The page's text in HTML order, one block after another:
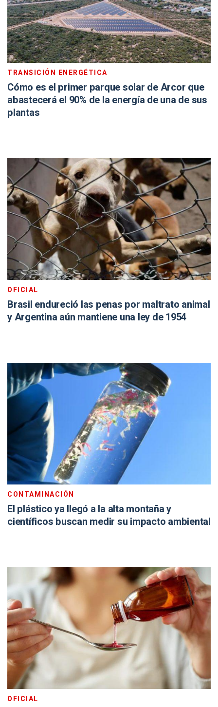
TRANSICIÓN ENERGÉTICA
Cómo es el primer parque solar de Arcor que
abastecerá el 90% de la energía de una de sus
plantas
OFICIAL
Brasil endureció las penas por maltrato animal
y Argentina aún mantiene una ley de 1954
CONTAMINACIÓN
El plástico ya llegó a la alta montaña y
científicos buscan medir su impacto ambiental
OFICIAL